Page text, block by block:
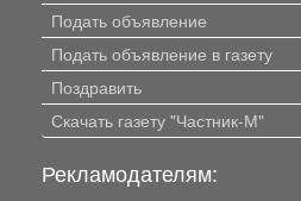
Подать объявление
Подать объявление в газету
Поздравить
Скачать газету "Частник-М"
Рекламодателям: